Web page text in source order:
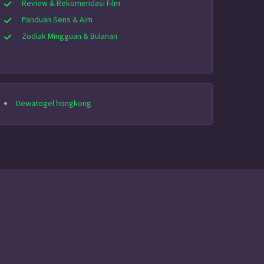
Review & Rekomendasi Film
Panduan Sens & Aim
Zodiak Mingguan & Bulanan
Dewatogel hongkong